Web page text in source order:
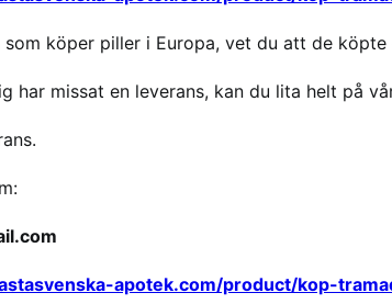
köper piller i Europa, vet du att de köpte
har missat en leverans, kan du lita helt på
apotek.com/product/kop-